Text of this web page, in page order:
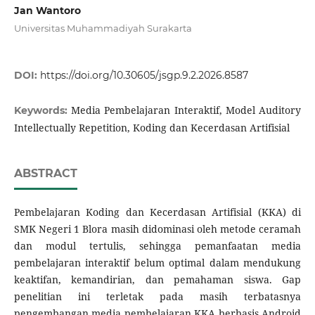
Jan Wantoro
Universitas Muhammadiyah Surakarta
DOI: https://doi.org/10.30605/jsgp.9.2.2026.8587
Keywords:Media Pembelajaran Interaktif, Model Auditory
Intellectually Repetition, Koding dan Kecerdasan Artifisial
ABSTRACT
Pembelajaran Koding dan Kecerdasan Artifisial (KKA) di
SMK Negeri 1 Blora masih didominasi oleh metode ceramah
dan modul tertulis, sehingga pemanfaatan media
pembelajaran interaktif belum optimal dalam mendukung
keaktifan, kemandirian, dan pemahaman siswa. Gap
penelitian ini terletak pada masih terbatasnya